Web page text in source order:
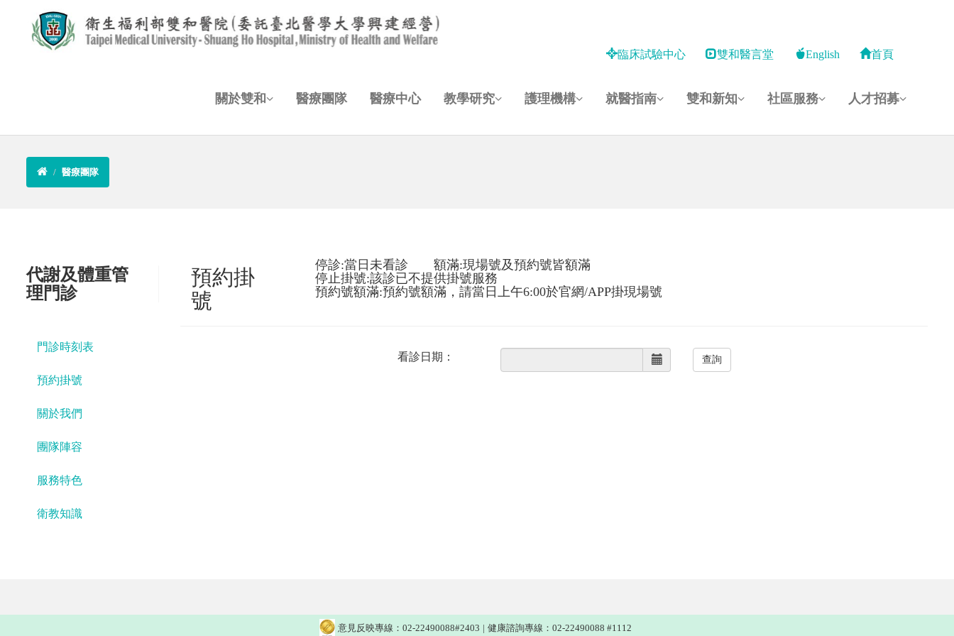
臨床試驗中心 雙和醫言堂 English 首頁
關於雙和 醫療團隊 醫療中心 教學研究 護理機構 就醫指南 雙和新知 社區服務 人才招募
醫療團隊
代謝及體重管
理門診
門診時刻表
預約掛號
關於我們
團隊陣容
服務特色
衛教知識
預約掛
號
停診:當日未看診 額滿:現場號及預約號皆額滿
停止掛號:該診已不提供掛號服務
預約號額滿:預約號額滿，請當日上午6:00於官網/APP掛現場號
看診日期：
意見反映專線：02-22490088#2403 | 健康諮詢專線：02-22490088 #1112